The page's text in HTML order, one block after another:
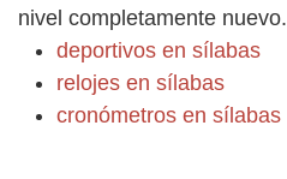
nivel completamente nuevo.
deportivos en sílabas
relojes en sílabas
cronómetros en sílabas